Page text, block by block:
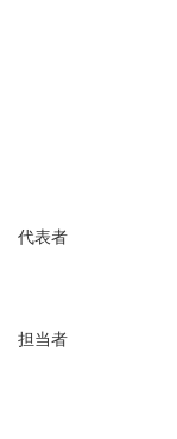
代表者
担当者